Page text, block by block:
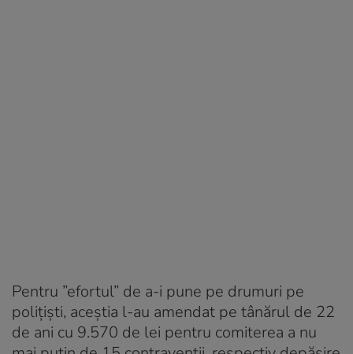
Pentru ”efortul” de a-i pune pe drumuri pe
polițiști, aceștia l-au amendat pe tânărul de 22
de ani cu 9.570 de lei pentru comiterea a nu